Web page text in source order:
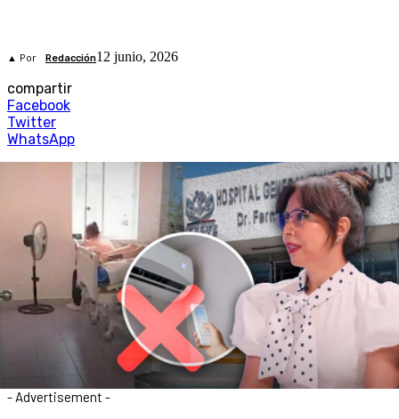
▲ Por Redacción12 junio, 2026
compartir
Facebook
Twitter
WhatsApp
- Advertisement -